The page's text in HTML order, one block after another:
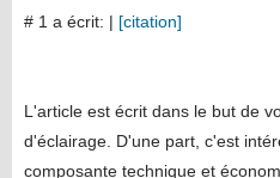
# 1 a écrit: | [citation]
L'article est écrit dans le but de
d'éclairage. D'une part, c'est
composante technique et